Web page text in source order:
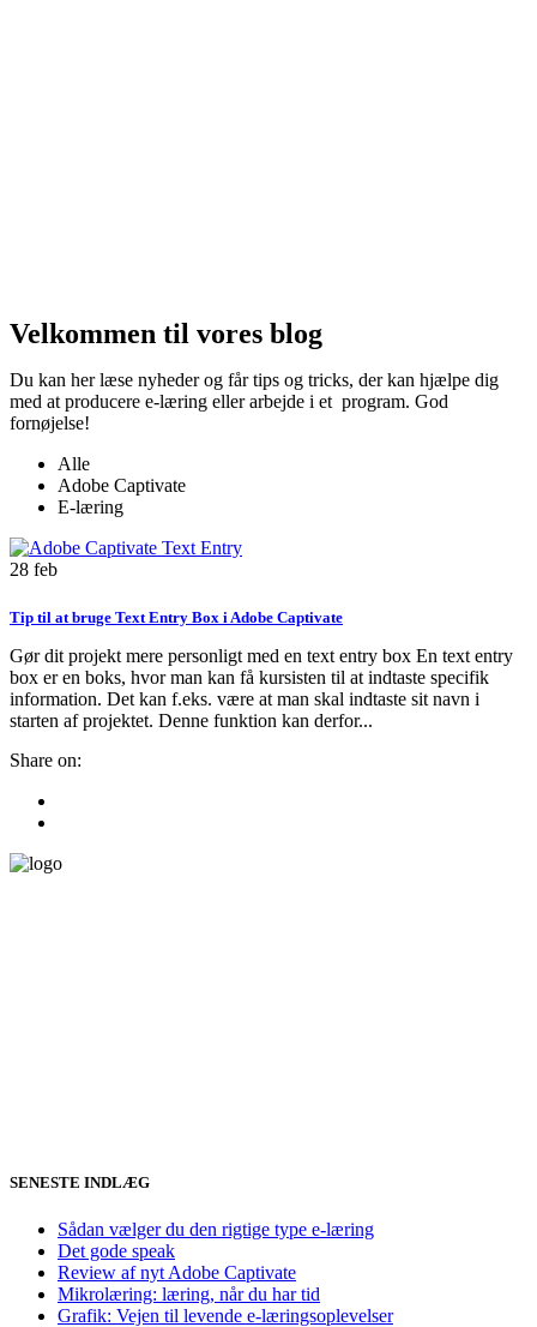
Velkommen til vores blog
Du kan her læse nyheder og får tips og tricks, der kan hjælpe dig
med at producere e-læring eller arbejde i et program. God
fornøjelse!
Alle
Adobe Captivate
E-læring
28 feb
Tip til at bruge Text Entry Box i Adobe Captivate
Gør dit projekt mere personligt med en text entry box En text entry
box er en boks, hvor man kan få kursisten til at indtaste specifik
information. Det kan f.eks. være at man skal indtaste sit navn i
starten af projektet. Denne funktion kan derfor...
Share on:
SENESTE INDLÆG
Sådan vælger du den rigtige type e-læring
Det gode speak
Review af nyt Adobe Captivate
Mikrolæring: læring, når du har tid
Grafik: Vejen til levende e-læringsoplevelser